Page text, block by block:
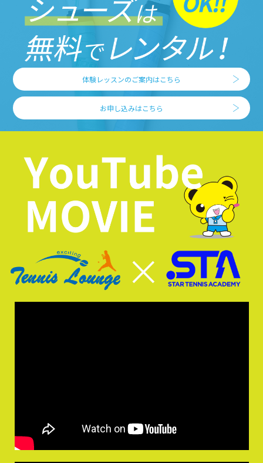
体験レッスンのご案内はこちら
お申し込みはこちら